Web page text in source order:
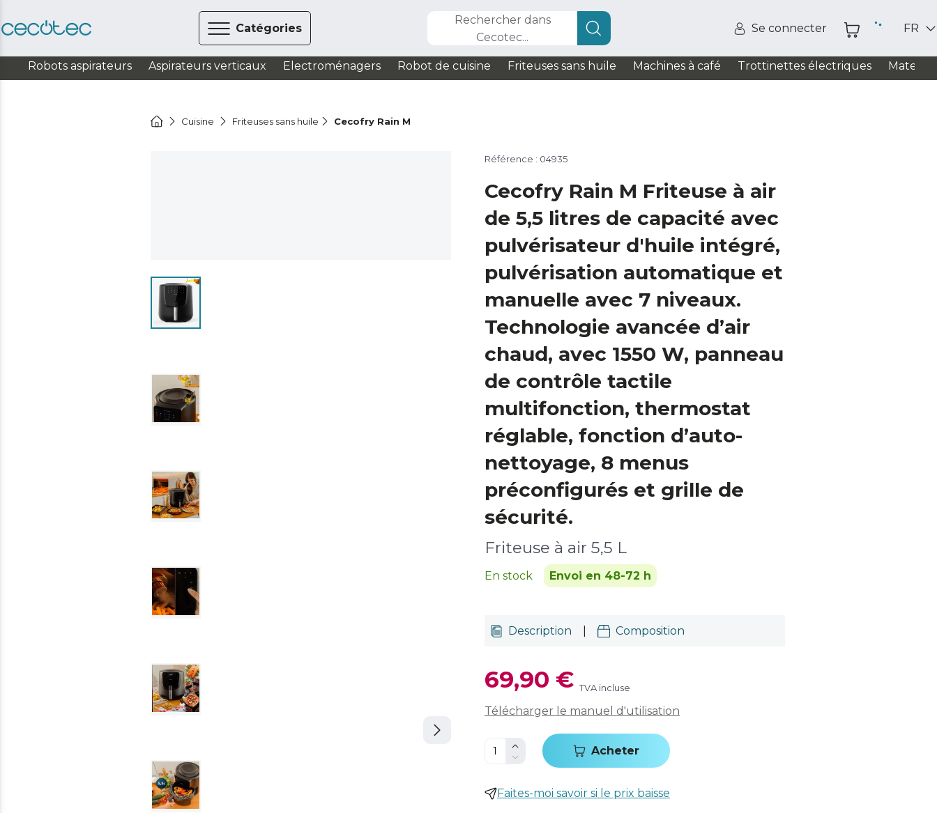
Catégories
Rechercher dans
Cecotec...
Se connecter FR
Robots aspirateurs Aspirateurs verticaux Electroménagers Robot de cuisine Friteuses sans huile Machines à café Trottinettes électriques Matelas
Cuisine Friteuses sans huile Cecofry Rain M
Référence : 04935
Cecofry Rain M Friteuse à air
de 5,5 litres de capacité avec
pulvérisateur d'huile intégré,
pulvérisation automatique et
manuelle avec 7 niveaux.
Technologie avancée d’air
chaud, avec 1550 W, panneau
de contrôle tactile
multifonction, thermostat
réglable, fonction d’auto-
nettoyage, 8 menus
préconfigurés et grille de
sécurité.
Friteuse à air 5,5 L
En stock Envoi en 48-72 h
Description Composition
69,90 € TVA incluse
Télécharger le manuel d'utilisation
Acheter
Faites-moi savoir si le prix baisse